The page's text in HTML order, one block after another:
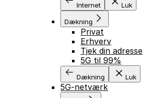
Internet Luk
Dækning
Privat
Erhverv
Tjek din adresse
5G til 99%
Dækning Luk
5G-netværk